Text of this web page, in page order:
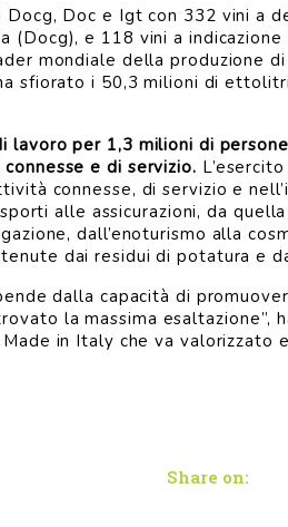
Doc e Igt con 332 vini a
(Docg), e 118 vini a
mondiale della produzione
sfiorato i 50,3 milioni di
lavoro per 1,3 milioni di
e di servizio.
connesse, di servizio e
alle assicurazioni, da
dall’enoturismo alla
dai residui di potatura e
dalla capacità di
la massima
in Italy che va valorizzato
Share on: